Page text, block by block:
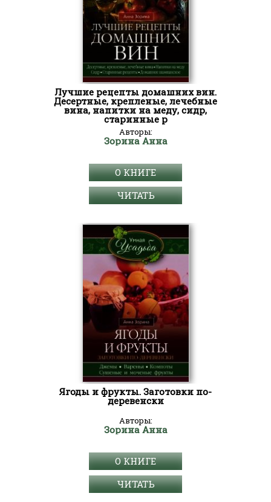
Лучшие рецепты домашних вин.
Десертные, крепленые, лечебные
вина, напитки на меду, сидр,
старинные р
Авторы:
Зорина Анна
О КНИГЕ
ЧИТАТЬ
Ягоды и фрукты. Заготовки по-
деревенски
Авторы:
Зорина Анна
О КНИГЕ
ЧИТАТЬ